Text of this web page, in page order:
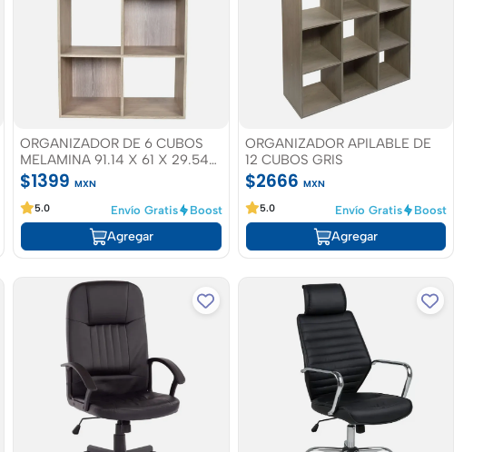
ORGANIZADOR DE 6 CUBOS
MELAMINA 91.14 X 61 X 29.54
CM
$1399MXN
5.0 Envío Gratis Boost
Agregar
ORGANIZADOR APILABLE DE
12 CUBOS GRIS
$2666 MXN
5.0 Envío Gratis Boost
Agregar